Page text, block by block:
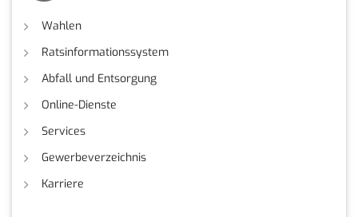
Wahlen
Ratsinformationssystem
Abfall und Entsorgung
Online-Dienste
Services
Gewerbeverzeichnis
Karriere